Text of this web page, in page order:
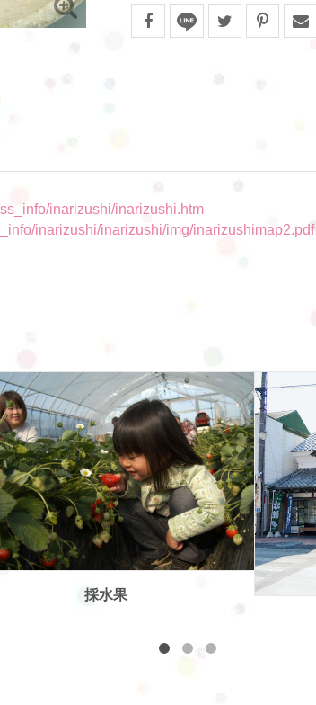
inarizushi/inarizushi.htm
inarizushi/inarizushi/img/inarizushimap2.pdf